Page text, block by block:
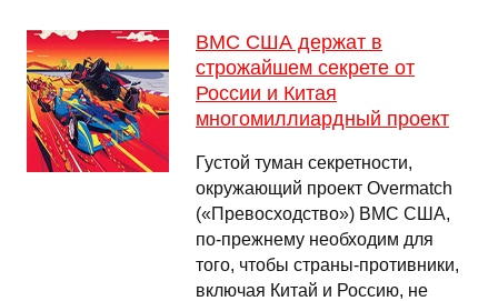
ВМС США держат в
строжайшем секрете от
России и Китая
многомиллиардный проект
Густой туман секретности,
окружающий проект Overmatch
(«Превосходство») ВМС США,
по-прежнему необходим для
того, чтобы страны-противники,
включая Китай и Россию, не